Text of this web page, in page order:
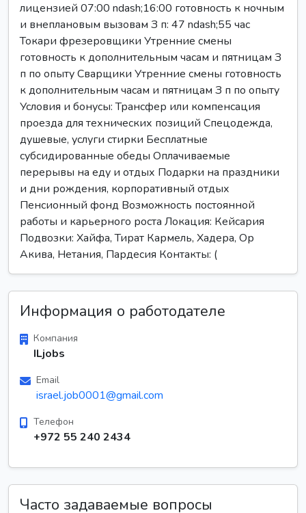
лицензией 07:00 ndash;16:00 готовность к ночным
и внеплановым вызовам З п: 47 ndash;55 час
Токари фрезеровщики Утренние смены
готовность к дополнительным часам и пятницам З
п по опыту Сварщики Утренние смены готовность
к дополнительным часам и пятницам З п по опыту
Условия и бонусы: Трансфер или компенсация
проезда для технических позиций Спецодежда,
душевые, услуги стирки Бесплатные
субсидированные обеды Оплачиваемые
перерывы на еду и отдых Подарки на праздники
и дни рождения, корпоративный отдых
Пенсионный фонд Возможность постоянной
работы и карьерного роста Локация: Кейсария
Подвозки: Хайфа, Тират Кармель, Хадера, Ор
Акива, Нетания, Пардесия Контакты: (
Информация о работодателе
Компания
ILjobs
Email
israel.job0001@gmail.com
Телефон
+972 55 240 2434
Часто задаваемые вопросы